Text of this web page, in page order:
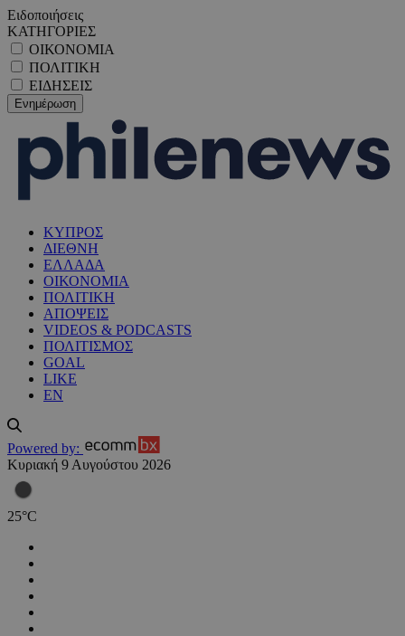
Ειδοποιήσεις
ΚΑΤΗΓΟΡΙΕΣ
ΟΙΚΟΝΟΜΙΑ
ΠΟΛΙΤΙΚΗ
ΕΙΔΗΣΕΙΣ
ΚΥΠΡΟΣ
ΔΙΕΘΝΗ
ΕΛΛΑΔΑ
ΟΙΚΟΝΟΜΙΑ
ΠΟΛΙΤΙΚΗ
ΑΠΟΨΕΙΣ
VIDEOS & PODCASTS
ΠΟΛΙΤΙΣΜΟΣ
GOAL
LIKE
EN
Powered by:
Κυριακή 9 Αυγούστου 2026
25°C